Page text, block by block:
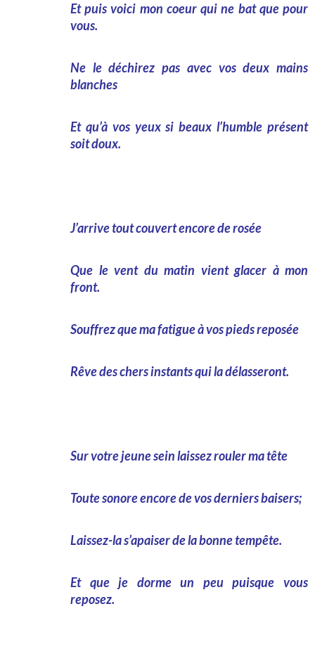
Et puis voici mon coeur qui ne bat que pour
vous.
Ne le déchirez pas avec vos deux mains
blanches
Et qu’à vos yeux si beaux l’humble présent
soit doux.
J’arrive tout couvert encore de rosée
Que le vent du matin vient glacer à mon
front.
Souffrez que ma fatigue à vos pieds reposée
Rêve des chers instants qui la délasseront.
Sur votre jeune sein laissez rouler ma tête
Toute sonore encore de vos derniers baisers;
Laissez-la s’apaiser de la bonne tempête.
Et que je dorme un peu puisque vous
reposez.